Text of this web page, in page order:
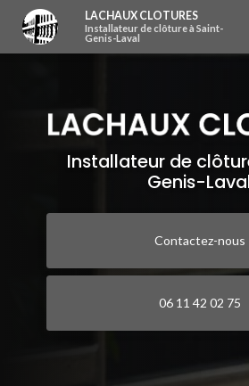
contenu
principal
LACHAUX CLOTURES
Installateur de clôture à Saint-
Genis-Laval
Installateur de
Genis-
Contactez-nous
06 11 42 02 75